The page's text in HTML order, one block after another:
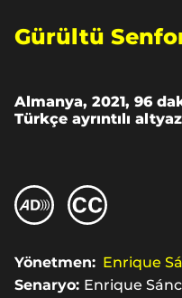
Gürültü
Almanya, 2021, 96
Türkçe ayrıntılı
Yönetmen: Enrique
Senaryo: Enrique